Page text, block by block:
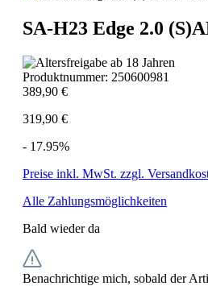
SA-H23 Edge 2.0
Produktnummer: 250600981
389,90 €
319,90 €
- 17.95%
Preise inkl. MwSt. zzgl.
Alle Zahlungsmöglichkeiten
Bald wieder da
Benachrichtige mich, sobald der